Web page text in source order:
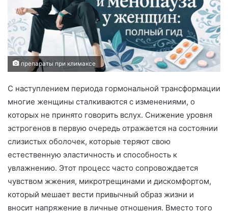
препараты при климаксе
С наступлением периода гормональной трансформации
многие женщины сталкиваются с изменениями, о
которых не принято говорить вслух. Снижение уровня
эстрогенов в первую очередь отражается на состоянии
слизистых оболочек, которые теряют свою
естественную эластичность и способность к
увлажнению. Этот процесс часто сопровождается
чувством жжения, микротрещинами и дискомфортом,
который мешает вести привычный образ жизни и
вносит напряжение в личные отношения. Вместо того